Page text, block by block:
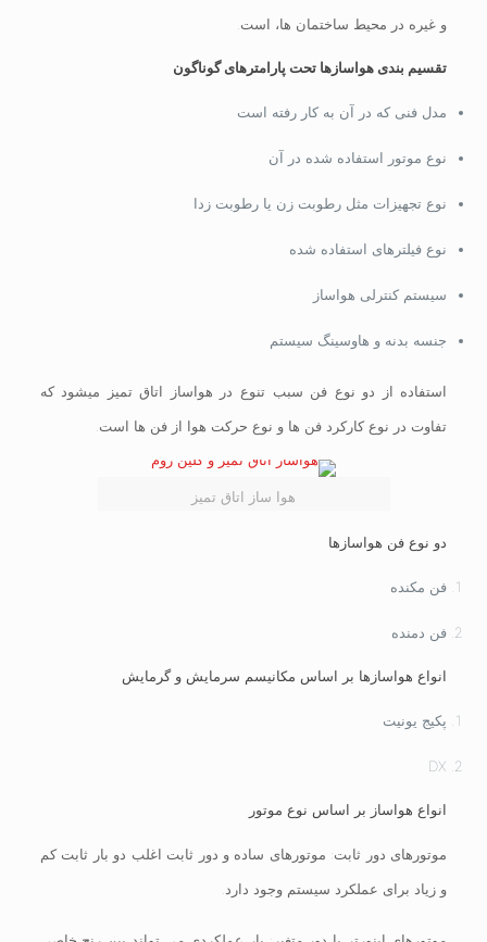
و غیره در محیط ساختمان ها، است.
تقسیم بندی هواسازها تحت پارامترهای گوناگون
مدل فنی که در آن به کار رفته است
نوع موتور استفاده شده در آن
نوع تجهیزات مثل رطوبت زن یا رطوبت زدا
نوع فیلترهای استفاده شده
سیستم کنترلی هواساز
جنسه بدنه و هاوسینگ سیستم
استفاده از دو نوع فن سبب تنوع در هواساز اتاق تمیز میشود که
تفاوت در نوع کارکرد فن ها و نوع حرکت هوا از فن ها است.
هوا ساز اتاق تمیز
دو نوع فن هواسازها
فن مکنده
فن دمنده
انواع هواسازها بر اساس مکانیسم سرمایش و گرمایش
پکیج یونیت
DX
انواع هواساز بر اساس نوع موتور
موتورهای دور ثابت: موتورهای ساده و دور ثابت اغلب دو بار ثابت کم
و زیاد برای عملکرد سیستم وجود دارد.